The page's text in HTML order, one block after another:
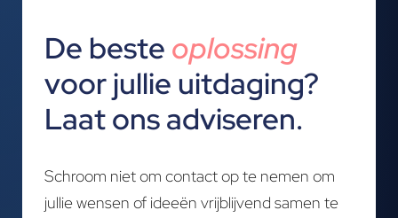
De beste oplossing
voor jullie uitdaging?
Laat ons adviseren.
Schroom niet om contact op te nemen om
jullie wensen of ideeën vrijblijvend samen te